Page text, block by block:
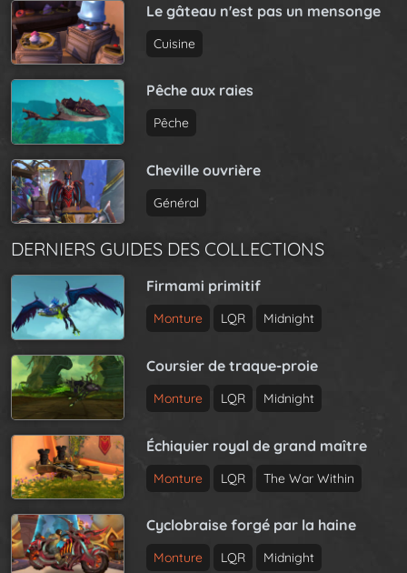
Le gâteau n'est pas un mensonge
Cuisine
Pêche aux raies
Pêche
Cheville ouvrière
Général
DERNIERS GUIDES DES COLLECTIONS
Firmami primitif
Monture LQR Midnight
Coursier de traque-proie
Monture LQR Midnight
Échiquier royal de grand maître
Monture LQR The War Within
Cyclobraise forgé par la haine
Monture LQR Midnight